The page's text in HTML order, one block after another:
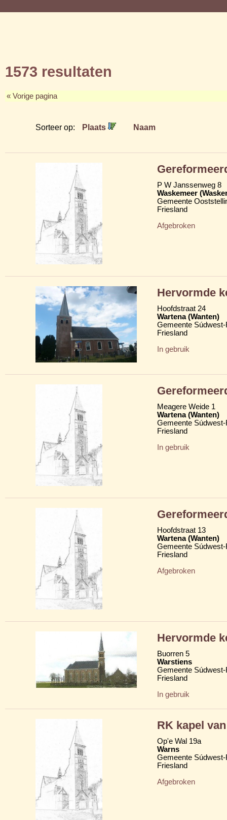
1573 resultaten
« Vorige pagina
Sorteer op: Plaats Naam
P W Janssenweg 8
Waskemeer
Gemeente
Friesland
Afgebroken
Hervormde
Hoofdstraat 24
Wartena (Wanten)
Gemeente
Friesland
In gebruik
Meagere Weide 1
Wartena (Wanten)
Gemeente
Friesland
In gebruik
Hoofdstraat 13
Wartena (Wanten)
Gemeente
Friesland
Afgebroken
Hervormde
Buorren 5
Warstiens
Gemeente
Friesland
In gebruik
RK kapel
Op'e Wal 19a
Warns
Gemeente
Friesland
Afgebroken